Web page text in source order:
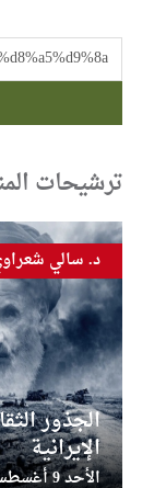
ترشيحات
الجذور
الإيرانية
الأحد 9 أغسطس 2026 - 11:02:23
د. سالي